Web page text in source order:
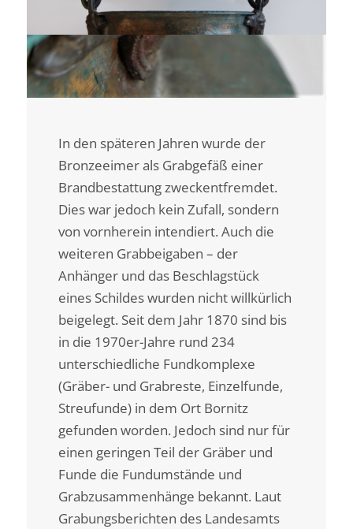
In den späteren Jahren wurde der
Bronzeeimer als Grabgefäß einer
Brandbestattung zweckentfremdet.
Dies war jedoch kein Zufall, sondern
von vornherein intendiert. Auch die
weiteren Grabbeigaben – der
Anhänger und das Beschlagstück
eines Schildes wurden nicht willkürlich
beigelegt. Seit dem Jahr 1870 sind bis
in die 1970er-Jahre rund 234
unterschiedliche Fundkomplexe
(Gräber- und Grabreste, Einzelfunde,
Streufunde) in dem Ort Bornitz
gefunden worden. Jedoch sind nur für
einen geringen Teil der Gräber und
Funde die Fundumstände und
Grabzusammenhänge bekannt. Laut
Grabungsberichten des Landesamts